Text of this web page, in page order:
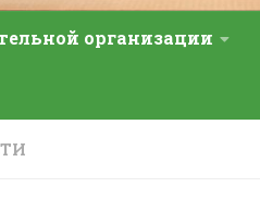
организации